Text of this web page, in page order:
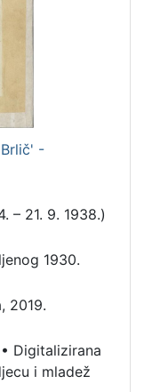
-
– 21. 9. 1938.)
1930.
2019.
• Digitalizirana
i mladež